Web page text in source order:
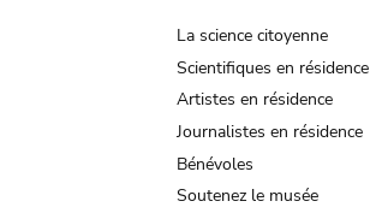
La science citoyenne
Scientifiques en résidence
Artistes en résidence
Journalistes en résidence
Bénévoles
Soutenez le musée